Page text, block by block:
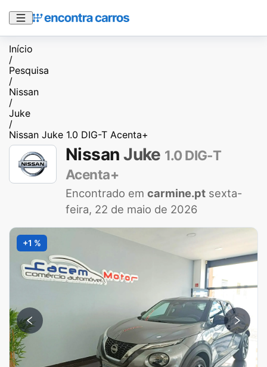
Início
/
Pesquisa
/
Nissan
/
Juke
/
Nissan Juke 1.0 DIG-T Acenta+
Nissan Juke 1.0 DIG-T
Acenta+
Encontrado em carmine.pt sexta-
feira, 22 de maio de 2026
+1 %